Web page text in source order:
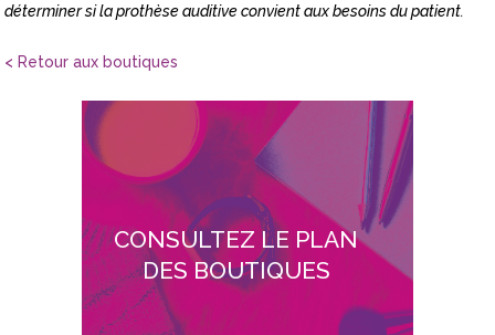
déterminer si la prothèse auditive convient aux besoins du patient.
< Retour aux boutiques
CONSULTEZ LE PLAN
DES BOUTIQUES